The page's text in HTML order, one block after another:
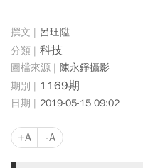
呂玨陞
科技
陳永錚攝影
1169期
2019-05-15 09:02
+A -A